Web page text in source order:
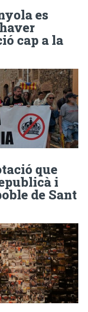
es
cap a la
que
i
de Sant